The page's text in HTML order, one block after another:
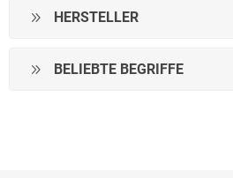
HERSTELLER
BELIEBTE BEGRIFFE